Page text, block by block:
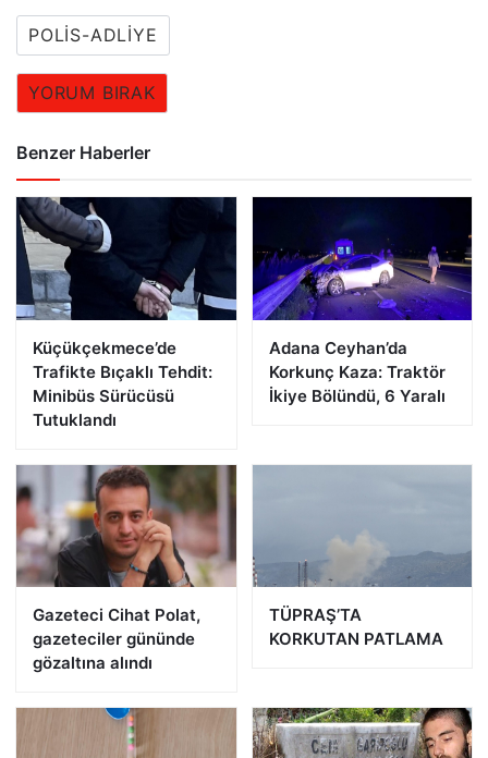
POLIS-ADLIYE
YORUM BIRAK
Benzer Haberler
Küçükçekmece’de
Trafikte Bıçaklı Tehdit:
Minibüs Sürücüsü
Tutuklandı
Adana Ceyhan’da
Korkunç Kaza: Traktör
İkiye Bölündü, 6 Yaralı
Gazeteci Cihat Polat,
gazeteciler gününde
gözaltına alındı
TÜPRAŞ’TA
KORKUTAN PATLAMA